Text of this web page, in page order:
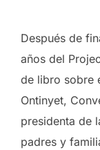
Después de
años del
de libro sobre
Ontinyet,
presidenta de
padres y